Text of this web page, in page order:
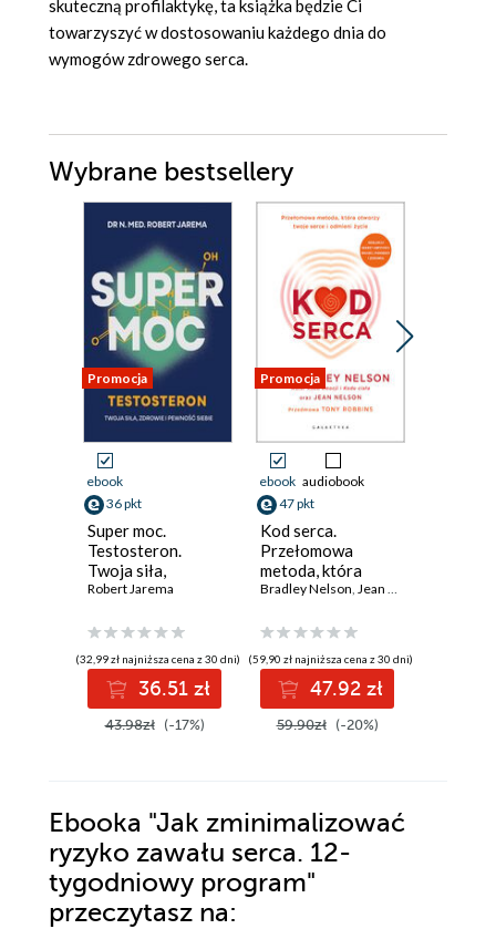
skuteczną profilaktykę, ta książka będzie Ci
towarzyszyć w dostosowaniu każdego dnia do
wymogów zdrowego serca.
Wybrane bestsellery
Promocja
ebook
36 pkt
Super moc.
Testosteron.
Twoja siła,
zdrowie i pewność
Robert Jarema
(32,99 zł najniższa cena z 30 dni)
36.51 zł
43.98zł (-17%)
Promocja
ebook audiobook
47 pkt
Kod serca.
Przełomowa
metoda, która
otworzy twoje
życie
Bradley Nelson, Jean Nelson
(59,90 zł najniższa cena z 30 dni)
47.92 zł
59.90zł (-20%)
Ebooka "Jak zminimalizować
ryzyko zawału serca. 12-
tygodniowy program"
przeczytasz na: